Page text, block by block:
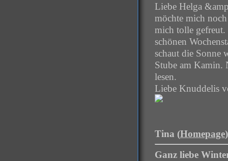
Liebe Helga
möchte mich
mich tolle gefreut.
schönen
schaut die Sonne
Stube am Kamin.
lesen.
Liebe Knuddelis
Tina (Homepage
Ganz liebe